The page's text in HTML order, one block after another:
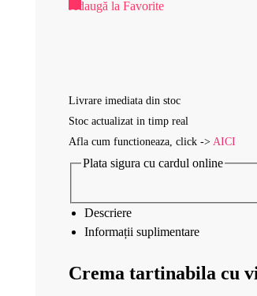
Adaugă la Favorite
Livrare imediata din stoc
Stoc actualizat in timp real
Afla cum functioneaza, click -> AICI
Plata sigura cu cardul online
Descriere
Informații suplimentare
Crema tartinabila cu